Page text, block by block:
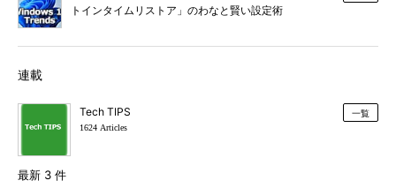
トインタイムリストア」のわなと賢い設定術
連載
Tech TIPS
1624 Articles
一覧
最新 3 件